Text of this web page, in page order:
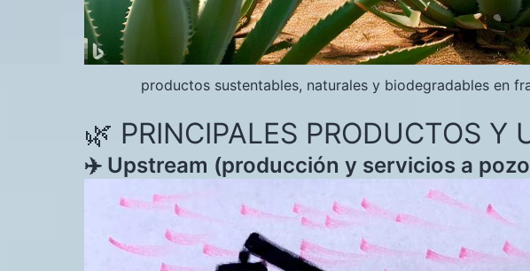
productos sustentables, naturales y biodegradables en
🌿 PRINCIPALES PRODUCTOS Y
✈️ Upstream (producción y servicios a